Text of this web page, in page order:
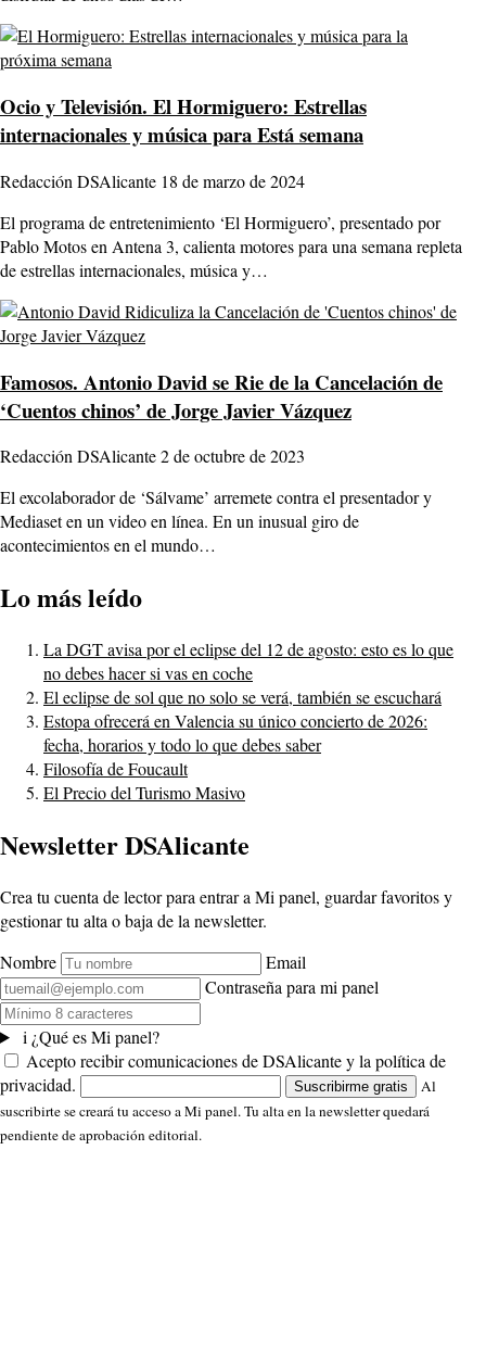
Ocio y Televisión. El Hormiguero: Estrellas
internacionales y música para Está semana
Redacción DSAlicante 18 de marzo de 2024
El programa de entretenimiento ‘El Hormiguero’, presentado por
Pablo Motos en Antena 3, calienta motores para una semana repleta
de estrellas internacionales, música y…
Famosos. Antonio David se Rie de la Cancelación de
‘Cuentos chinos’ de Jorge Javier Vázquez
Redacción DSAlicante2 de octubre de 2023
El excolaborador de ‘Sálvame’ arremete contra el presentador y
Mediaset en un video en línea. En un inusual giro de
acontecimientos en el mundo…
Lo más leído
La DGT avisa por el eclipse del 12 de agosto: esto es lo que
no debes hacer si vas en coche
El eclipse de sol que no solo se verá, también se escuchará
Estopa ofrecerá en Valencia su único concierto de 2026:
fecha, horarios y todo lo que debes saber
Filosofía de Foucault
El Precio del Turismo Masivo
Newsletter DSAlicante
Crea tu cuenta de lector para entrar a Mi panel, guardar favoritos y
gestionar tu alta o baja de la newsletter.
Nombre
Email
Contraseña para mi panel
i ¿Qué es Mi panel?
Acepto recibir comunicaciones de DSAlicante y la política de
privacidad.
Suscribirme gratis
Al
suscribirte se creará tu acceso a Mi panel. Tu alta en la newsletter quedará
pendiente de aprobación editorial.